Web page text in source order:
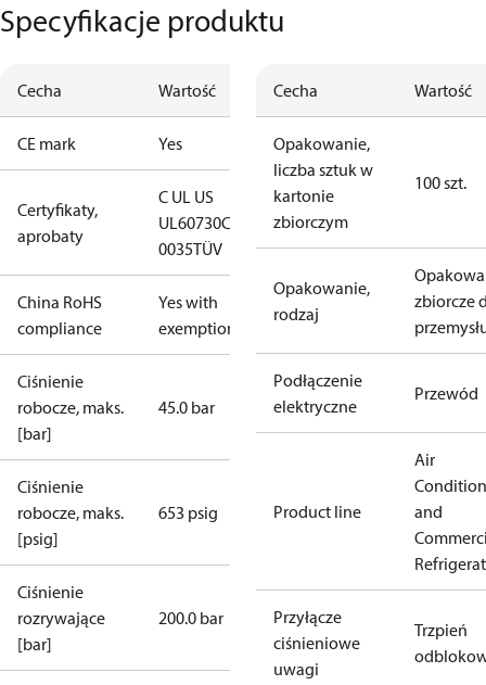
Specyfikacje produktu
Cecha Wartość
CE mark Yes
Certyfikaty,
aprobaty
C UL US
UL60730CE
0035TÜV
China RoHS
compliance
Yes with
exemptions
Ciśnienie
robocze, maks.
[bar]
45.0 bar
Ciśnienie
robocze, maks.
[psig]
653 psig
Ciśnienie
rozrywające
[bar]
200.0 bar
Cecha Wartość
Opakowanie,
liczba sztuk w
kartonie
zbiorczym
100 szt.
Opakowanie,
rodzaj
zbiorcze
Podłączenie
elektryczne
Przewód
Product line
Air
and
Przyłącze
ciśnieniowe
uwagi
Trzpień